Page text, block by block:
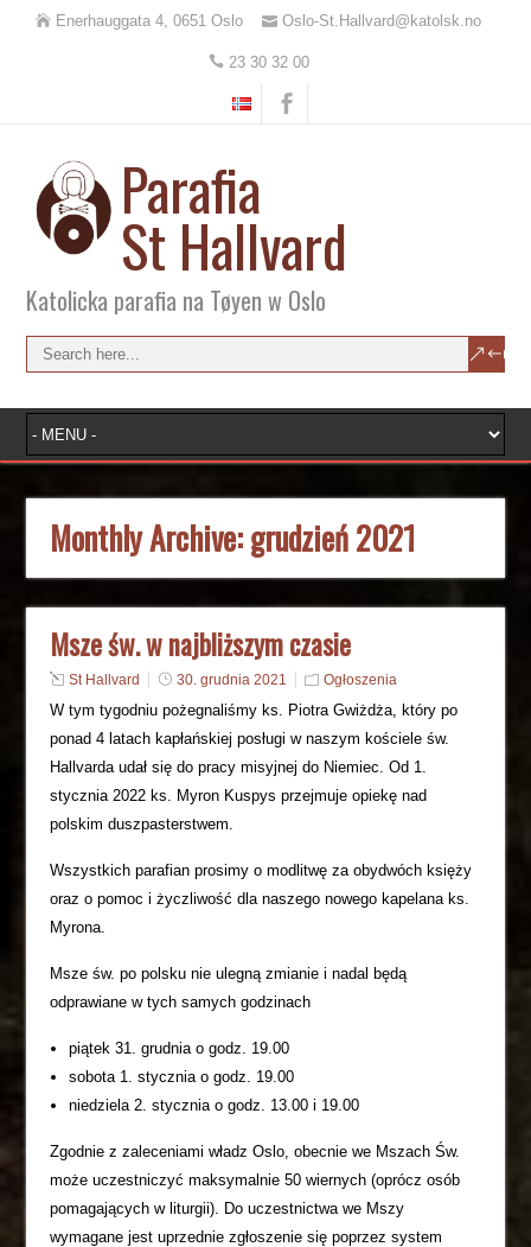
Enerhauggata 4, 0651 Oslo Oslo-St.Hallvard@katolsk.no
23 30 32 00
Parafia
St Hallvard
Katolicka parafia na Tøyen w Oslo
Monthly Archive:grudzień 2021
Msze św. w najbliższym czasie
St Hallvard 30. grudnia 2021 Ogłoszenia
W tym tygodniu pożegnaliśmy ks. Piotra Gwiżdża, który po
ponad 4 latach kapłańskiej posługi w naszym kościele św.
Hallvarda udał się do pracy misyjnej do Niemiec. Od 1.
stycznia 2022 ks. Myron Kuspys przejmuje opiekę nad
polskim duszpasterstwem.
Wszystkich parafian prosimy o modlitwę za obydwóch księży
oraz o pomoc i życzliwość dla naszego nowego kapelana ks.
Myrona.
Msze św. po polsku nie ulegną zmianie i nadal będą
odprawiane w tych samych godzinach
piątek 31. grudnia o godz. 19.00
sobota 1. stycznia o godz. 19.00
niedziela 2. stycznia o godz. 13.00 i 19.00
Zgodnie z zaleceniami władz Oslo, obecnie we Mszach Św.
może uczestniczyć maksymalnie 50 wiernych (oprócz osób
pomagających w liturgii). Do uczestnictwa we Mszy
wymagane jest uprzednie zgłoszenie się poprzez system